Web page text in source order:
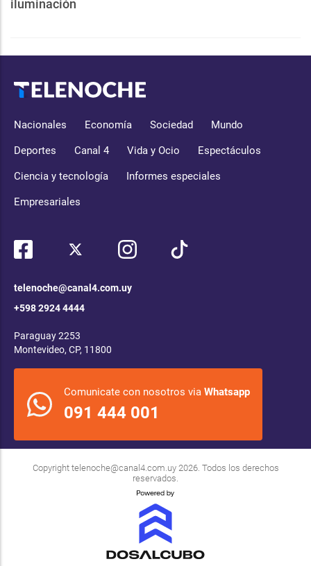
iluminación
Nacionales Economía Sociedad Mundo
Deportes Canal 4 Vida y Ocio Espectáculos
Ciencia y tecnología Informes especiales
Empresariales
telenoche@canal4.com.uy
+598 2924 4444
Paraguay 2253
Montevideo, CP, 11800
Comunicate con nosotros via Whatsapp
091 444 001
Copyright telenoche@canal4.com.uy2026. Todos los derechos
reservados.